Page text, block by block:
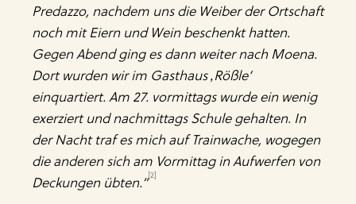
Predazzo, nachdem uns die Weiber der Ortschaft
noch mit Eiern und Wein beschenkt hatten.
Gegen Abend ging es dann weiter nach Moena.
Dort wurden wir im Gasthaus ‚Rößle‘
einquartiert. Am 27. vormittags wurde ein wenig
exerziert und nachmittags Schule gehalten. In
der Nacht traf es mich auf Trainwache, wogegen
die anderen sich am Vormittag in Aufwerfen von
Deckungen übten.“[2]